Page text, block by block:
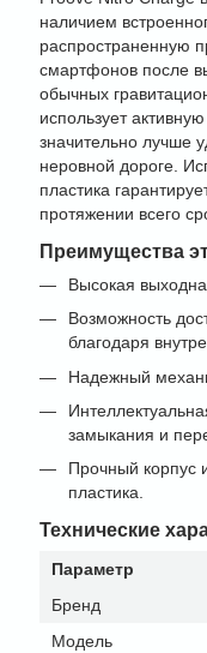
наличием
распространенную
смартфонов после
обычных
использует
значительно лучше
неровной дороге.
пластика
протяжении всего
Преимущества
Высокая
Возможность
благодаря
Надежный
замыкания и
Прочный корпус
пластика.
Технические
Параметр
Бренд
Модель